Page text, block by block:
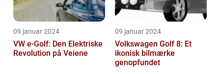
09 januar 2024
VW e-Golf: Den Elektriske
Revolution på Veiene
09 januar 2024
Volkswagen Golf 8: Et
ikonisk bilmærke
genopfundet